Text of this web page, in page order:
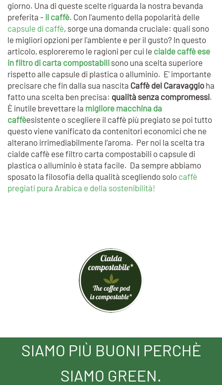
giorno. Una di queste scelte riguarda la nostra bevanda
preferita - il caffè. Con l'aumento della popolarità delle
capsule di caffè, sorge una domanda cruciale: quali sono
le migliori opzioni per l'ambiente e per il gusto? In questo
articolo, esploreremo le ragioni per cui le cialde caffè ese
in filtro di carta compostabili sono una scelta superiore
rispetto alle capsule di plastica o alluminio. E' importante
precisare che fin dalla sua nascita Caffè del Caravaggio ha
fatto una scelta ben precisa: qualità senza compromessi.
È inutile brevettare la migliore macchina da
caffèesistente o scegliere il caffè più pregiato se poi tutto
questo viene vanificato da contenitori economici che ne
alterano irrimediabilmente l’aroma. Per noi la scelta tra
cialde caffè ese filtro carta compostabili o capsule di
plastica o alluminio è stata facile. Da sempre abbiamo
sposato la filosofia della qualità scegliendo solo caffè
pregiati pura Arabica e della sostenibilità!
SIAMO PIÙ BUONI PERCHÈ
SIAMO GREEN.